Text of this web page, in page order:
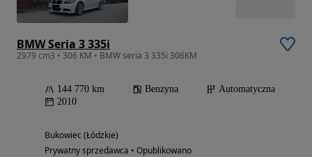
BMW Seria 3 335i
2979 cm3 • 306 KM • BMW seria 3 335i 306KM
144 770 km Benzyna
Automatyczna
2010
Bukowiec (Łódzkie)
Prywatny sprzedawca • Opublikowano